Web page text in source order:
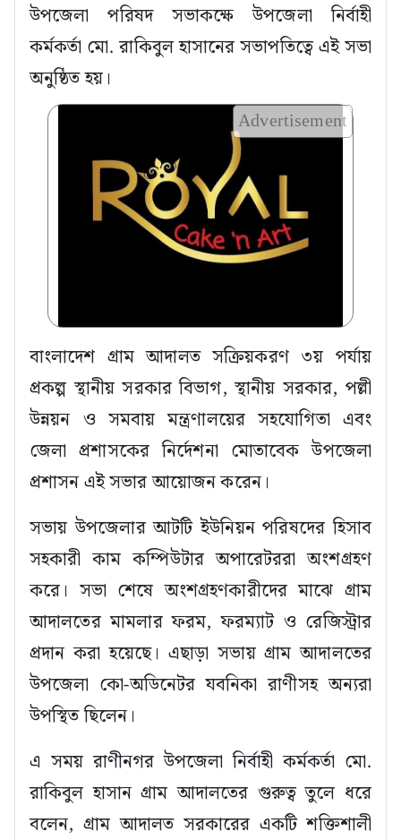
উপজেলা পরিষদ সভাকক্ষে উপজেলা নির্বাহী
কর্মকর্তা মো. রাকিবুল হাসানের সভাপতিত্বে এই সভা
অনুষ্ঠিত হয়।
Advertisement
বাংলাদেশ গ্রাম আদালত সক্রিয়করণ ৩য় পর্যায়
প্রকল্প স্থানীয় সরকার বিভাগ, স্থানীয় সরকার, পল্লী
উন্নয়ন ও সমবায় মন্ত্রণালয়ের সহযোগিতা এবং
জেলা প্রশাসকের নির্দেশনা মোতাবেক উপজেলা
প্রশাসন এই সভার আয়োজন করেন।
সভায় উপজেলার আটটি ইউনিয়ন পরিষদের হিসাব
সহকারী কাম কম্পিউটার অপারেটররা অংশগ্রহণ
করে। সভা শেষে অংশগ্রহণকারীদের মাঝে গ্রাম
আদালতের মামলার ফরম, ফরম্যাট ও রেজিস্ট্রার
প্রদান করা হয়েছে। এছাড়া সভায় গ্রাম আদালতের
উপজেলা কো-অডিনেটর যবনিকা রাণীসহ অন্যরা
উপস্থিত ছিলেন।
এ সময় রাণীনগর উপজেলা নির্বাহী কর্মকর্তা মো.
রাকিবুল হাসান গ্রাম আদালতের গুরুত্ব তুলে ধরে
বলেন, গ্রাম আদালত সরকারের একটি শক্তিশালী